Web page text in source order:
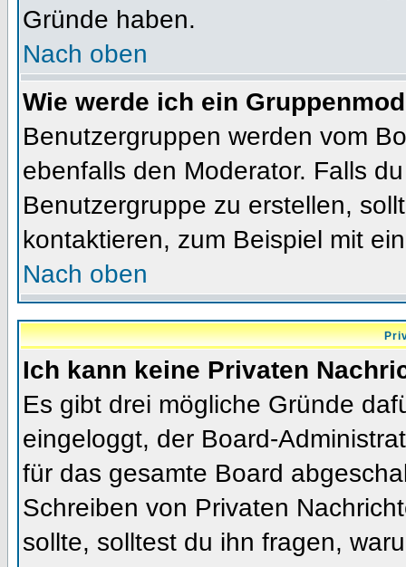
Gründe haben.
Nach oben
Wie werde ich ein
Benutzergruppen werden vom
ebenfalls den Moderator. Falls
Benutzergruppe zu erstellen,
kontaktieren, zum Beispiel mit
Nach oben
Ich kann keine Privaten
Es gibt drei mögliche Gründe
eingeloggt, der Board-
für das gesamte Board
Schreiben von Privaten
sollte, solltest du ihn fragen,